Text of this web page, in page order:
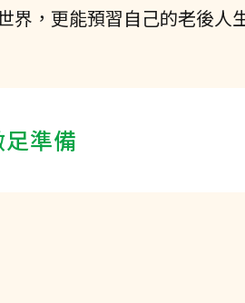
界，更能預習自己的老後人
準備